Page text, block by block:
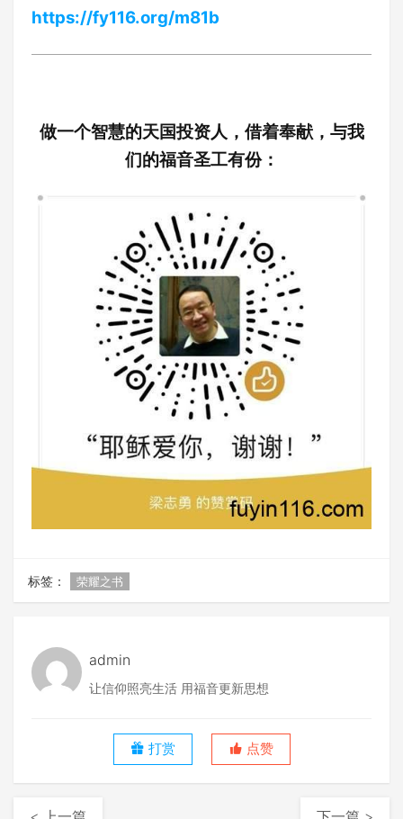
https://fy116.org/m81b
做一个智慧的天国投资人，借着奉献，与我
们的福音圣工有份：
标签： 荣耀之书
admin
让信仰照亮生活 用福音更新思想
打赏 点赞